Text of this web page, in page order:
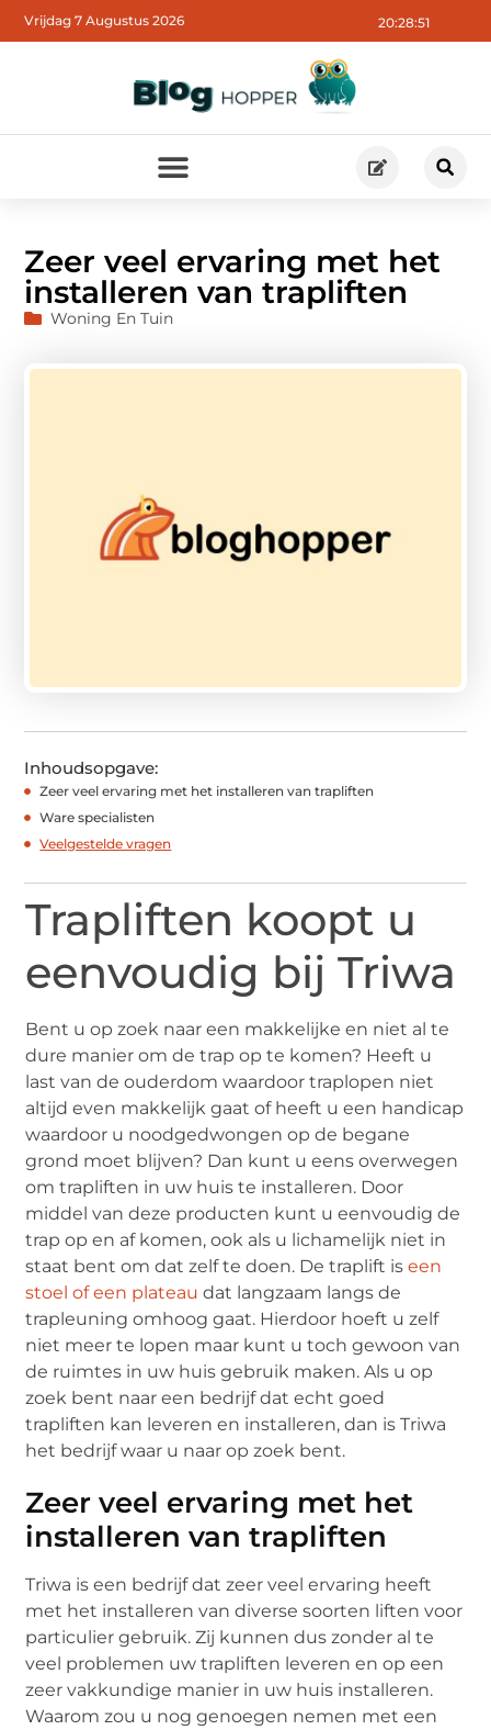
20:28:52
Vrijdag 7 Augustus 2026
Zeer veel ervaring met het
installeren van trapliften
Woning En Tuin
Inhoudsopgave:
Zeer veel ervaring met het installeren van trapliften
Ware specialisten
Veelgestelde vragen
Trapliften koopt u
eenvoudig bij Triwa
Bent u op zoek naar een makkelijke en niet al te
dure manier om de trap op te komen? Heeft u
last van de ouderdom waardoor traplopen niet
altijd even makkelijk gaat of heeft u een handicap
waardoor u noodgedwongen op de begane
grond moet blijven? Dan kunt u eens overwegen
om trapliften in uw huis te installeren. Door
middel van deze producten kunt u eenvoudig de
trap op en af komen, ook als u lichamelijk niet in
staat bent om dat zelf te doen. De traplift iseen
stoel of een plateau dat langzaam langs de
trapleuning omhoog gaat. Hierdoor hoeft u zelf
niet meer te lopen maar kunt u toch gewoon van
de ruimtes in uw huis gebruik maken. Als u op
zoek bent naar een bedrijf dat echt goed
trapliften kan leveren en installeren, dan is Triwa
het bedrijf waar u naar op zoek bent.
Zeer veel ervaring met het
installeren van trapliften
Triwa is een bedrijf dat zeer veel ervaring heeft
met het installeren van diverse soorten liften voor
particulier gebruik. Zij kunnen dus zonder al te
veel problemen uw trapliften leveren en op een
zeer vakkundige manier in uw huis installeren.
Waarom zou u nog genoegen nemen met een